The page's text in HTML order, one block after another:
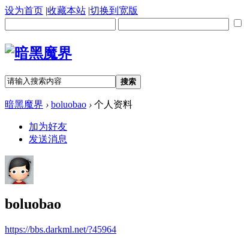
设为首页 |收藏本站 |切换到宽版
搜索
暗黑魔界 › boluobao › 个人资料
加为好友
发送消息
boluobao
https://bbs.darkml.net/?45964